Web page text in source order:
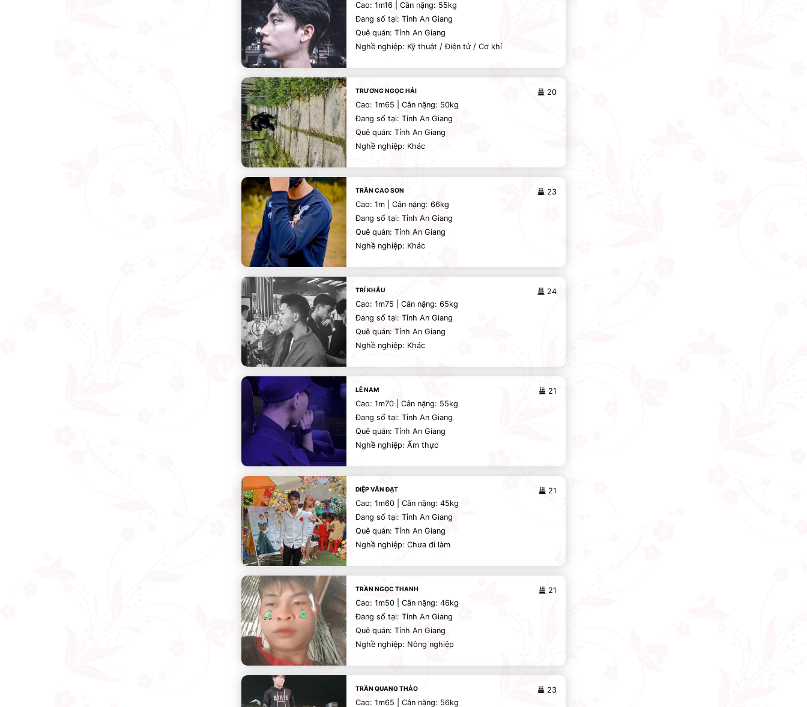
Cao: 1m16 | Cân nặng: 55kg
Đang số tại: Tỉnh An Giang
Quê quán: Tỉnh An Giang
Nghề nghiệp: Kỹ thuật / Điện tử / Cơ khí
20
TRƯƠNG NGỌC HẢI
Cao: 1m65 | Cân nặng: 50kg
Đang số tại: Tỉnh An Giang
Quê quán: Tỉnh An Giang
Nghề nghiệp: Khác
23
TRẦN CAO SƠN
Cao: 1m | Cân nặng: 66kg
Đang số tại: Tỉnh An Giang
Quê quán: Tỉnh An Giang
Nghề nghiệp: Khác
24
TRÍ KHÂU
Cao: 1m75 | Cân nặng: 65kg
Đang số tại: Tỉnh An Giang
Quê quán: Tỉnh An Giang
Nghề nghiệp: Khác
21
LÊ NAM
Cao: 1m70 | Cân nặng: 55kg
Đang số tại: Tỉnh An Giang
Quê quán: Tỉnh An Giang
Nghề nghiệp: Ẩm thực
21
DIỆP VĂN ĐẠT
Cao: 1m60 | Cân nặng: 45kg
Đang số tại: Tỉnh An Giang
Quê quán: Tỉnh An Giang
Nghề nghiệp: Chưa đi làm
21
TRẦN NGỌC THANH
Cao: 1m50 | Cân nặng: 46kg
Đang số tại: Tỉnh An Giang
Quê quán: Tỉnh An Giang
Nghề nghiệp: Nông nghiệp
23
TRẦN QUANG THẢO
Cao: 1m65 | Cân nặng: 56kg